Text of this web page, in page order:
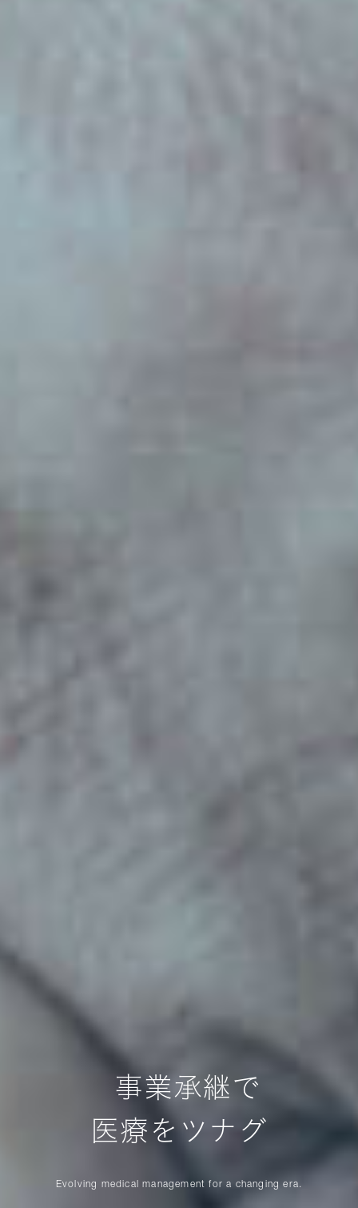
事業承継で
医療をツナグ
Evolving medical management for a changing era.